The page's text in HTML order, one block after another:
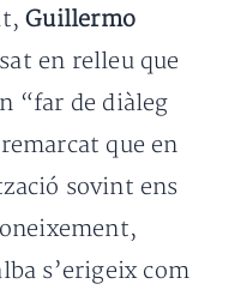
Guillermo
en relleu que
“far de diàleg
que en
sovint ens
s’erigeix com